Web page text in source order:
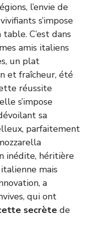
l’envie de
s’impose
C’est dans
amis italiens
un plat
et fraîcheur, été
réussite
s’impose
sa
parfaitement
inédite, héritière
mais
a
qui ont
secrète de